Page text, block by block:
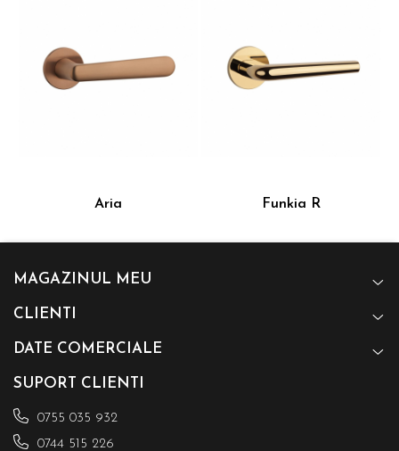
Aria Funkia R
MAGAZINUL MEU
CLIENTI
DATE COMERCIALE
SUPORT CLIENTI
0755 035 932
0744 515 226